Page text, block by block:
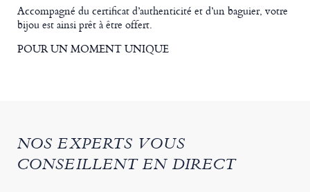
Accompagné du certificat d’authenticité et d’un baguier, votre
bijou est ainsi prêt à être offert.
POUR UN MOMENT UNIQUE
NOS EXPERTS VOUS
CONSEILLENT EN DIRECT